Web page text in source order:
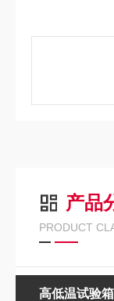
产品
PRODUCT
高低温试验箱